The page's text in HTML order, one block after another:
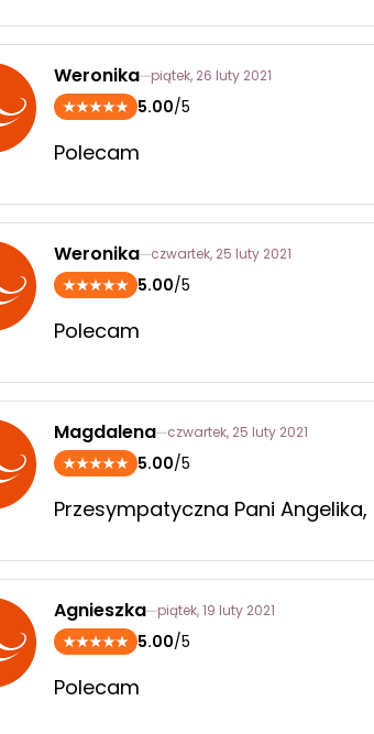
Weronika piątek, 26 luty 2021
5.00/5
Polecam
Weronika czwartek, 25 luty 2021
5.00/5
Polecam
Magdalena czwartek, 25 luty 2021
5.00/5
Przesympatyczna Pani
Agnieszka piątek, 19 luty 2021
5.00/5
Polecam